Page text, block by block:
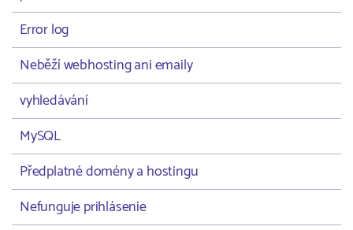
Error log
Neběží webhosting ani emaily
vyhledávání
MySQL
Předplatné domény a hostingu
Nefunguje prihlásenie